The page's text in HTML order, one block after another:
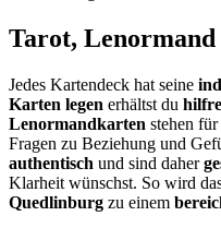
Tarot,
Jedes Kartendeck hat seine
Karten legen erhältst du
Lenormandkarten stehen für
Fragen zu Beziehung und
authentisch und sind daher
Klarheit wünschst. So wird
Quedlinburg zu einem